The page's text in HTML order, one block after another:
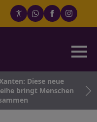
Diese neue
bringt Menschen